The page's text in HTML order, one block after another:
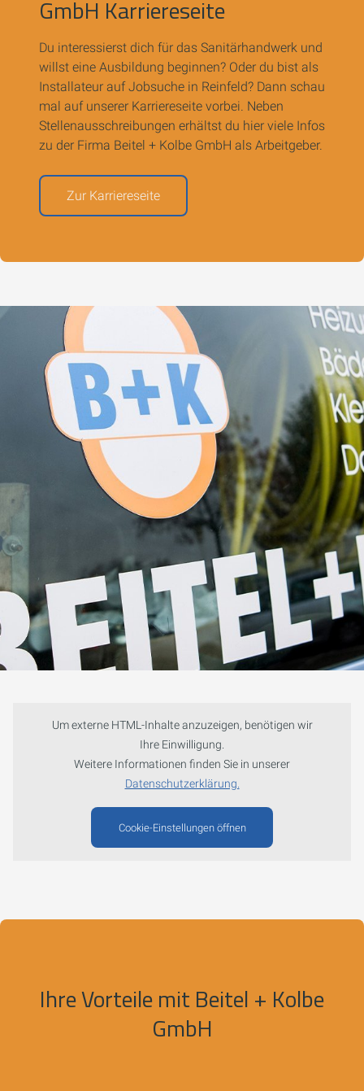
GmbH Karriereseite
Du interessierst dich für das Sanitärhandwerk und
willst eine Ausbildung beginnen? Oder du bist als
Installateur auf Jobsuche in Reinfeld? Dann schau
mal auf unserer Karriereseite vorbei. Neben
Stellenausschreibungen erhältst du hier viele Infos
zu der Firma Beitel + Kolbe GmbH als Arbeitgeber.
Zur Karriereseite
Um externe HTML-Inhalte anzuzeigen, benötigen wir
Ihre Einwilligung.
Weitere Informationen finden Sie in unserer
Datenschutzerklärung.
Cookie-Einstellungen öffnen
Ihre Vorteile mit Beitel + Kolbe
GmbH